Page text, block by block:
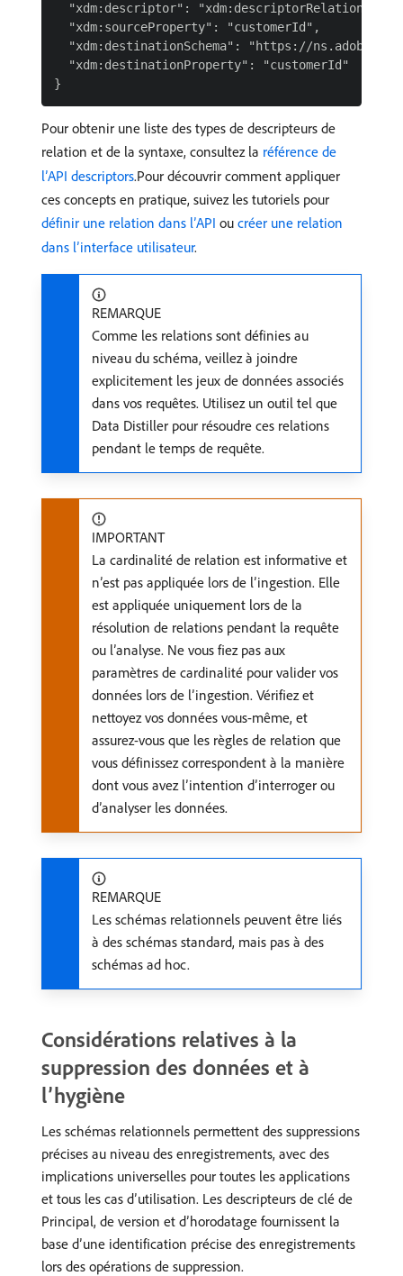
"xdm:descriptor":
  "xdm:sourceProperty": "customerId",
"xdm:destinationSchema": "https://
  "xdm:destinationProperty": "customerId"
Pour obtenir une liste des types de descripteurs de
relation et de la syntaxe, consultez la référence de
l’API descriptors.Pour découvrir comment appliquer
ces concepts en pratique, suivez les tutoriels pour
définir une relation dans l’API ou créer une relation
dans l’interface utilisateur.
REMARQUE
Comme les relations sont définies au
niveau du schéma, veillez à joindre
explicitement les jeux de données associés
dans vos requêtes. Utilisez un outil tel que
Data Distiller pour résoudre ces relations
pendant le temps de requête.
IMPORTANT
La cardinalité de relation est informative et
n’est pas appliquée lors de l’ingestion. Elle
est appliquée uniquement lors de la
résolution de relations pendant la requête
ou l’analyse. Ne vous fiez pas aux
paramètres de cardinalité pour valider vos
données lors de l’ingestion. Vérifiez et
nettoyez vos données vous-même, et
assurez-vous que les règles de relation que
vous définissez correspondent à la manière
dont vous avez l’intention d’interroger ou
d’analyser les données.
REMARQUE
Les schémas relationnels peuvent être liés
à des schémas standard, mais pas à des
schémas ad hoc.
Considérations relatives à la
suppression des données et à
l’hygiène
Les schémas relationnels permettent des suppressions
précises au niveau des enregistrements, avec des
implications universelles pour toutes les applications
et tous les cas d’utilisation. Les descripteurs de clé de
Principal, de version et d’horodatage fournissent la
base d’une identification précise des enregistrements
lors des opérations de suppression.